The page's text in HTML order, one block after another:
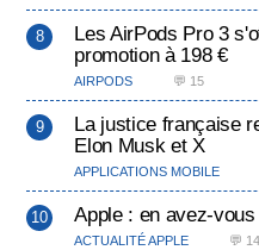
Les AirPods Pro 3
promotion à 198 €
AIRPODS 💬 15
La justice française
Elon Musk et X
APPLICATIONS MOBILE
Apple : en avez-
ACTUALITÉ APPLE 💬 14